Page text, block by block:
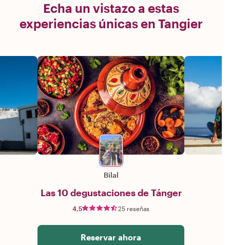
Echa un vistazo a estas
experiencias únicas en Tangier
Bilal
Las 10 degustaciones de Tánger
4,5 25 reseñas
Reservar ahora